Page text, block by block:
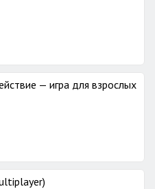
— игра для взрослых